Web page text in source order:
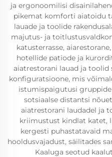
ja ergonoomilisi
pikemat komforti aiatoidu
lauade ja toolide
majutus- ja
katusterrasse,
hotellide patiode ja
aiatrestorani lauad ja toolid
konfiguratsioone, mis
istumispaigutusi
sotsiaalse distantsi
aiatrestorani laudadel ja
kriimustust kindlat katet,
kergesti puhastatavaid
hooldusvajadust, säilitades
Kaaluga seotud